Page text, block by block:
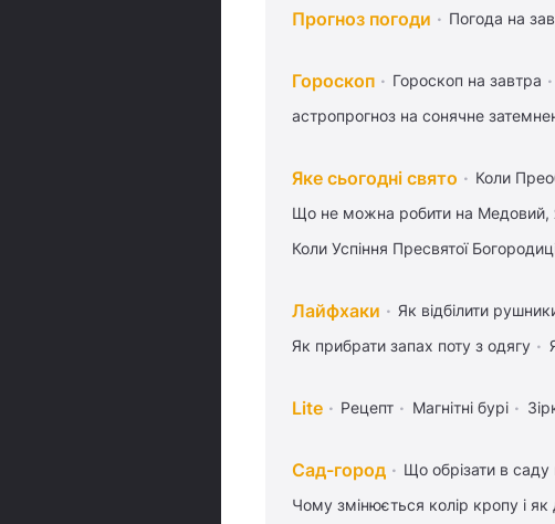
Прогноз погоди Погода на
Гороскоп Гороскоп на завтра
астропрогноз на сонячне
Яке сьогодні свято Коли
Що не можна робити на Медовий,
Коли Успіння Пресвятої
Лайфхаки Як відбілити
Як прибрати запах поту з одягу
Lite Рецепт Магнітні бурі
Сад-город Що обрізати в саду
Чому змінюється колір кропу і як